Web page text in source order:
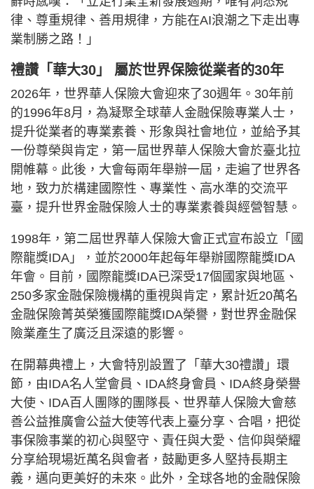
律、尊重規律、善用規律，方能在AI浪潮之下走出專
業制勝之路！」
禮讚「華大30」 屬於世界保險從業者的30年
2026年，世界華人保險大會迎來了30週年。30年前
的1996年8月，為凝聚全球華人金融保險專業人士，
提升從業者的專業素養、形象與社會地位，並給予其
一份尊榮與肯定，第一屆世界華人保險大會於臺北拉
開帷幕。此後，大會每兩年舉辦一屆，走遍了世界各
地，致力於構建國際性、專業性、高水準的交流平
臺，提升世界金融保險人士的專業素養與經營智慧。
1998年，第二屆世界華人保險大會正式宣布設立「國
際龍獎IDA」，並於2000年起每年舉辦國際龍獎IDA
年會。目前，國際龍獎IDA已深受17個國家與地區、
250多家金融保險機構的重視與肯定，累計近20萬名
金融保險菁英榮獲國際龍獎IDA榮譽，對世界金融保
險業產生了廣泛且深遠的影響。
在開幕典禮上，大會特別設置了「華大30禮讚」環
節，由IDA名人堂會員、IDA終身會員、IDA終身榮譽
大使、IDA百人團隊的團隊長、世界華人保險大會慈
善公益推廣會公益大使等代表上臺分享、合唱，把從
事保險事業的初心與堅守、責任與大愛、信仰與榮耀
分享給現場近萬名與會者，鼓勵更多人堅持長期主
義，邁向更美好的未來。此外，全球各地的金融保險